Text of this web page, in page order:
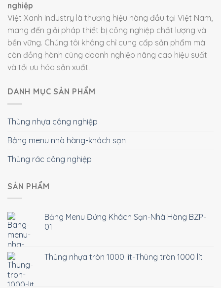
nghiệp
Việt Xanh Industry là thương hiệu hàng đầu tại Việt Nam,
mang đến giải pháp thiết bị công nghiệp chất lượng và
bền vững. Chúng tôi không chỉ cung cấp sản phẩm mà
còn đồng hành cùng doanh nghiệp nâng cao hiệu suất
và tối ưu hóa sản xuất.
DANH MỤC SẢN PHẨM
Thùng nhựa công nghiệp
Bảng menu nhà hàng-khách sạn
Thùng rác công nghiệp
SẢN PHẨM
Bảng Menu Đứng Khách Sạn-Nhà Hàng BZP-
01
Thùng nhựa tròn 1000 lít-Thùng tròn 1000 lít